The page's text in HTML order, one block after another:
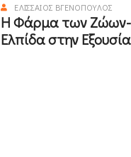
ΕΛΙΣΣΑΊΟΣ ΒΓΕΝΌΠΟΥΛΟΣ
Η Φάρμα των Ζώων-
Ελπίδα στην Εξουσία